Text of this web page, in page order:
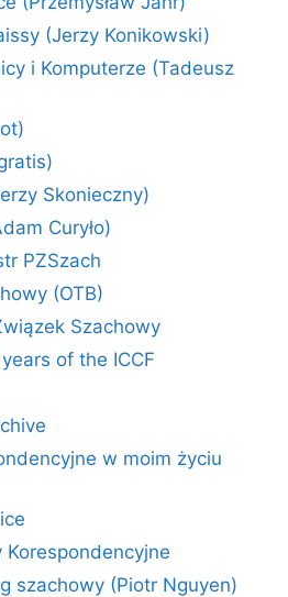
(Jerzy Konikowski)
i Komputerze (Tadeusz
Skonieczny)
Curyło)
PZSzach
(OTB)
Szachowy
of the ICCF
w moim życiu
Korespondencyjne
szachowy (Piotr Nguyen)